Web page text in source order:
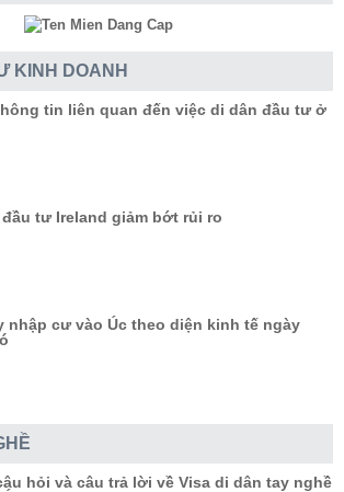
KINH DOANH
tin liên quan đến việc di dân đầu tư ở
tư Ireland giảm bớt rủi ro
nhập cư vào Úc theo diện kinh tế ngày
hỏi và câu trả lời về Visa di dân tay nghề